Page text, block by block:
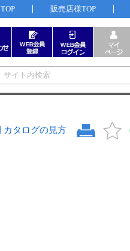
販売店様TOP
カタログの見方